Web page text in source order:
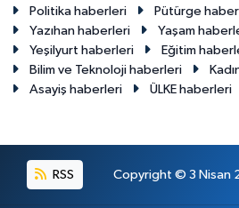
Politika haberleri
Pütürge
Yazıhan haberleri
Yaşam
Yeşilyurt haberleri
Eğitim
Bilim ve Teknoloji haberleri
Asayiş haberleri
ÜLKE haberleri
RSS Copyright © 3 Nisan